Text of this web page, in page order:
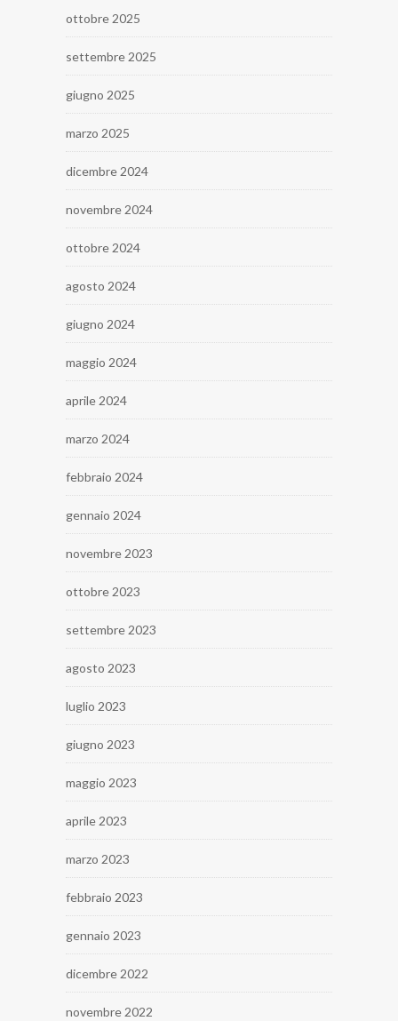
ottobre 2025
settembre 2025
giugno 2025
marzo 2025
dicembre 2024
novembre 2024
ottobre 2024
agosto 2024
giugno 2024
maggio 2024
aprile 2024
marzo 2024
febbraio 2024
gennaio 2024
novembre 2023
ottobre 2023
settembre 2023
agosto 2023
luglio 2023
giugno 2023
maggio 2023
aprile 2023
marzo 2023
febbraio 2023
gennaio 2023
dicembre 2022
novembre 2022